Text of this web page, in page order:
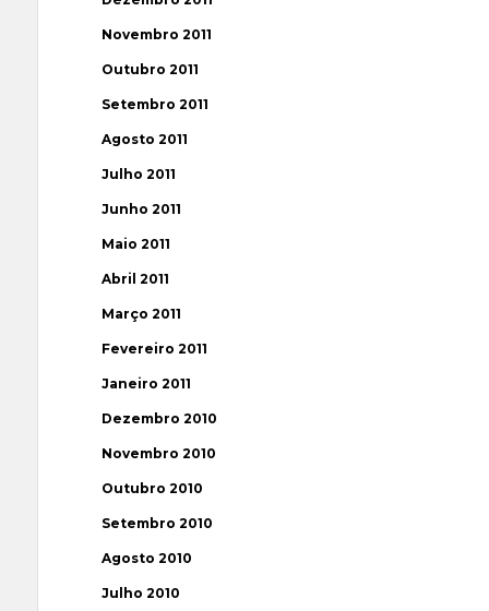
Novembro 2011
Outubro 2011
Setembro 2011
Agosto 2011
Julho 2011
Junho 2011
Maio 2011
Abril 2011
Março 2011
Fevereiro 2011
Janeiro 2011
Dezembro 2010
Novembro 2010
Outubro 2010
Setembro 2010
Agosto 2010
Julho 2010